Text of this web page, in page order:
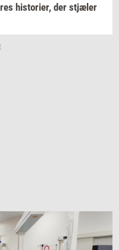
hi­sto­ri­er, der stjæ­ler